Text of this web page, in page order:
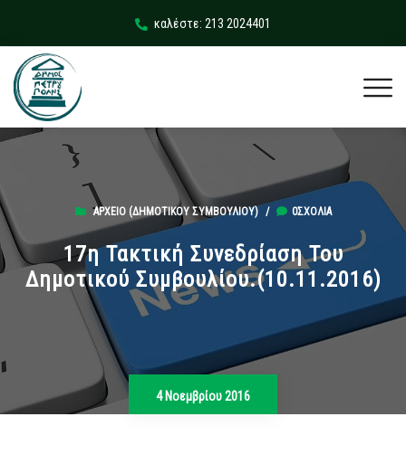
καλέστε: 213 2024401
ΑΡΧΕΊΟ (ΔΗΜΟΤΙΚΟΎ ΣΥΜΒΟΥΛΊΟΥ)/ 0ΣΧΌΛΙΑ
17η Τακτική Συνεδρίαση Του
Δημοτικού Συμβουλίου.(10.11.2016)
4 Νοεμβρίου 2016